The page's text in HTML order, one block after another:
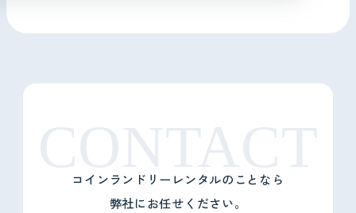
コインランドリーレンタルのことなら
弊社にお任せください。